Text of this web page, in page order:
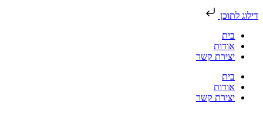
לתוכן
בית
אודות
יצירת קשר
בית
אודות
יצירת קשר